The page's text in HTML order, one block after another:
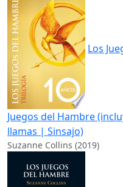
Los
Juegos del Hambre
llamas | Sinsajo)
Suzanne Collins (2019)